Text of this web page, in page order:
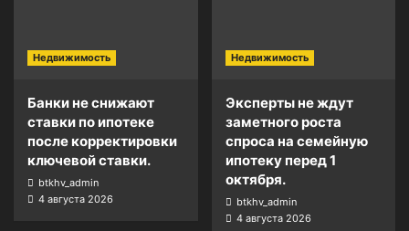
Недвижимость
Банки не снижают
ставки по ипотеке
после корректировки
ключевой ставки.
btkhv_admin
4 августа 2026
Недвижимость
Эксперты не ждут
заметного роста
спроса на семейную
ипотеку перед 1
октября.
btkhv_admin
4 августа 2026